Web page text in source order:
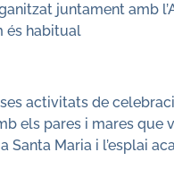
juntament amb
és habitual
activitats de
els pares i mares que
Maria i l’esplai